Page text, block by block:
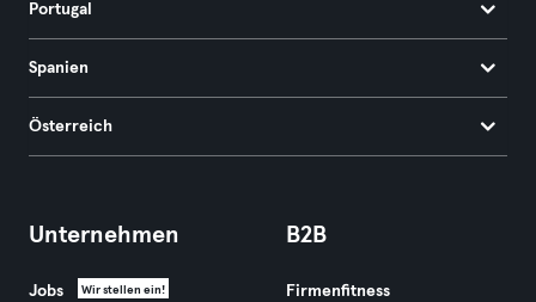
Portugal
Spanien
Österreich
Unternehmen
Jobs Wir stellen ein!
B2B
Firmenfitness